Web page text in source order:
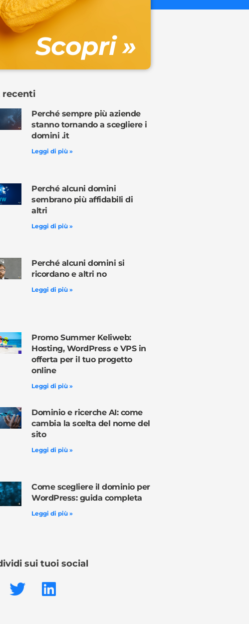
Scopri »
recenti
Perché sempre più aziende
stanno tornando a scegliere i
domini .it
Leggi di più »
Perché alcuni domini
sembrano più affidabili di
altri
Leggi di più »
Perché alcuni domini si
ricordano e altri no
Leggi di più »
Promo Summer Keliweb:
Hosting, WordPress e VPS in
offerta per il tuo progetto
online
Leggi di più »
Dominio e ricerche AI: come
cambia la scelta del nome del
sito
Leggi di più »
Come scegliere il dominio per
WordPress: guida completa
Leggi di più »
sui tuoi social